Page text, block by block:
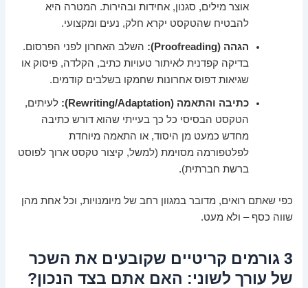
אוצר מילים, סגנון, אחידות ובהירות. המטרה היא
להבטיח שהטקסט יקרא חלק, נעים ומקצועי.
הגהה (Proofreading):
השלב האחרון לפני הפרסום.
בדיקה קפדנית לאיתור טעויות כתיב, הקלדה, פיסוק או
שגיאות דפוס אחרונות שחמקו בשלבים קודמים.
כתיבה והתאמה (Rewriting/Adaptation):
לעיתים,
הטקסט הבסיסי כל כך בעייתי שהוא דורש כתיבה
מחדש כמעט מן היסוד, או התאמה מיוחדת
לפלטפורמה מסוימת (למשל, קיצור טקסט ארוך לפוסט
ברשת חברתית).
כפי שאתם רואים, מדובר במגוון רחב של מיומנויות, וכל אחת מהן
שווה כסף – ולא מעט.
3 גורמים קריטיים שקובעים את השכר
של עורך לשוני: האם אתם בצד הנכון?